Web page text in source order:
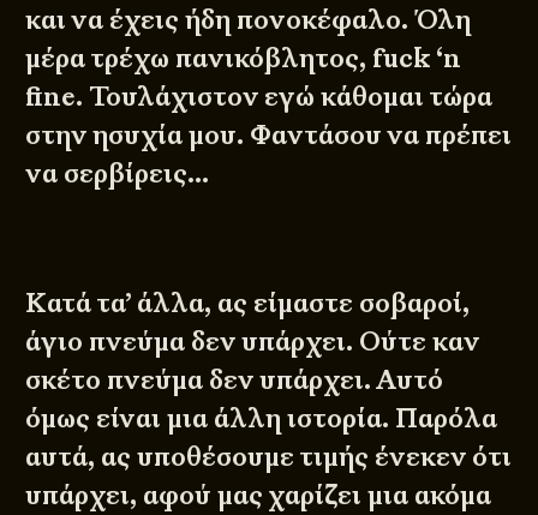
και να έχεις ήδη πονοκέφαλο. Όλη
μέρα τρέχω πανικόβλητος, fuck ‘n
fine. Τουλάχιστον εγώ κάθομαι τώρα
στην ησυχία μου. Φαντάσου να πρέπει
να σερβίρεις…
Κατά τα’ άλλα, ας είμαστε σοβαροί,
άγιο πνεύμα δεν υπάρχει. Ούτε καν
σκέτο πνεύμα δεν υπάρχει. Αυτό
όμως είναι μια άλλη ιστορία. Παρόλα
αυτά, ας υποθέσουμε τιμής ένεκεν ότι
υπάρχει, αφού μας χαρίζει μια ακόμα